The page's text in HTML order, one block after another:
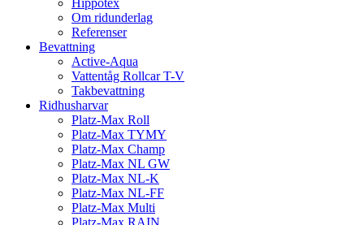
Hippotex
Om ridunderlag
Referenser
Bevattning
Active-Aqua
Vattentåg Rollcar T-V
Takbevattning
Ridhusharvar
Platz-Max Roll
Platz-Max TYMY
Platz-Max Champ
Platz-Max NL GW
Platz-Max NL-K
Platz-Max NL-FF
Platz-Max Multi
Platz-Max RAIN